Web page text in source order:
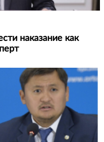
наказание как